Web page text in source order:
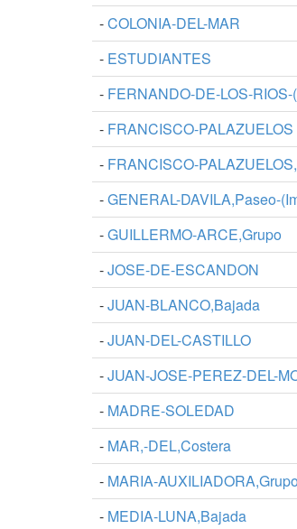
-COLONIA-DEL-MAR
- ESTUDIANTES
- FERNANDO-DE-LOS-
- FRANCISCO-PALAZUELOS
- FRANCISCO-
-GENERAL-DAVILA,Paseo-
-GUILLERMO-ARCE,Grupo
-JOSE-DE-ESCANDON
-JUAN-BLANCO,Bajada
-JUAN-DEL-CASTILLO
-JUAN-JOSE-PEREZ-DEL-
- MADRE-SOLEDAD
- MAR,-DEL,Costera
- MARIA-AUXILIADORA,Grupo
- MEDIA-LUNA,Bajada